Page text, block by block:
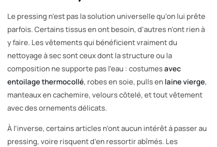
Le pressing n’est pas la solution universelle qu’on lui prête
parfois. Certains tissus en ont besoin, d’autres n’ont rien à
y faire. Les vêtements qui bénéficient vraiment du
nettoyage à sec sont ceux dont la structure ou la
composition ne supporte pas l’eau : costumesavec
entoilage thermocollé, robes en soie, pulls enlaine vierge,
manteaux en cachemire, velours côtelé, et tout vêtement
avec des ornements délicats.
À l’inverse, certains articles n’ont aucun intérêt à passer au
pressing, voire risquent d’en ressortir abîmés. Les